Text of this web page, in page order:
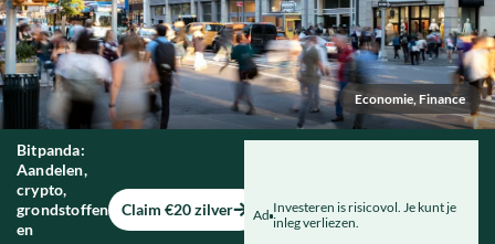
Economie, Finance
Bitpanda:
Aandelen,
crypto,
grondstoffen
en
Claim €20 zilver Ad Investeren is risicovol. Je kunt je
inleg verliezen.